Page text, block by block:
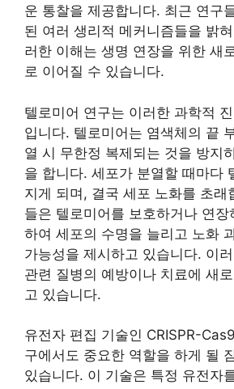
운 통찰을 제공합니다. 최근 연구
된 여러 생리적 메커니즘들을 밝
러한 이해는 생명 연장을 위한 새
로 이어질 수 있습니다.
텔로미어 연구는 이러한 과학적
입니다. 텔로미어는 염색체의 끝
열 시 무한정 복제되는 것을 방지
을 합니다. 세포가 분열할 때마다
지게 되며, 결국 세포 노화를 초래
들은 텔로미어를 보호하거나 연장
하여 세포의 수명을 늘리고 노화
가능성을 제시하고 있습니다. 이
관련 질병의 예방이나 치료에 새
고 있습니다.
유전자 편집 기술인 CRISPR-
구에서도 중요한 역할을 하게 될
있습니다. 이 기술은 특정 유전자